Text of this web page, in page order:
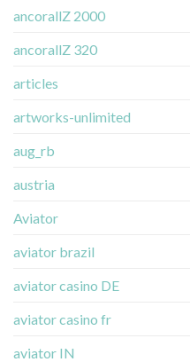
ancorallZ 2000
ancorallZ 320
articles
artworks-unlimited
aug_rb
austria
Aviator
aviator brazil
aviator casino DE
aviator casino fr
aviator IN